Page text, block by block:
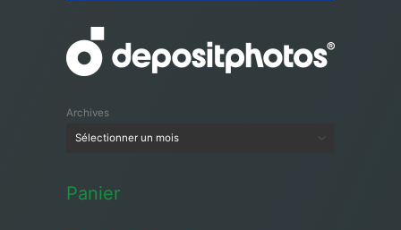
Archives
Panier